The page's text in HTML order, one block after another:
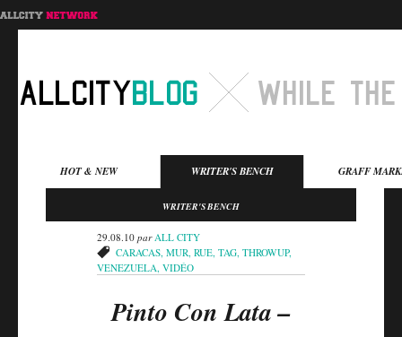
Aller au contenu
Aller au contenu
HOT & NEW WRITER'S BENCH GRAFF
WRITER'S BENCH
29.08.10 par ALL CITY
CARACAS ,MUR ,RUE ,TAG ,THROWUP,
VENEZUELA ,VIDÉO
Pinto Con Lata –